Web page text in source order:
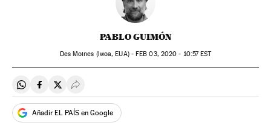
PABLO GUIMÓN
Des Moines (Iwoa, EUA) - FEB 03, 2020 - 10:57EST
Compartir en Whatsapp
Compartir en Facebook
Compartir en Twitter
Desplegar Redes Sociales
Añadir EL PAÍS en Google